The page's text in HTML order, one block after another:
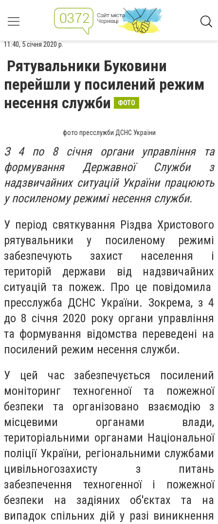
11:40, 5 січня 2020 р.
Рятувальники Буковини
перейшли у посилений режим
несення служби
ФОТО
фото пресслужби ДСНС України
З 4 по 8 січня органи управління та
формування Державної Служби з
надзвичайних ситуацій України працюють
у посиленому режимі несення служби.
У період святкування Різдва Христового
рятувальники у посиленому режимі
забезпечують захист населення і
територій держави від надзвичайних
ситуацій та пожеж. Про це повідомила
пресслужба ДСНС України. Зокрема, з 4
до 8 січня 2020 року органи управління
та формування відомства переведені на
посилений режим несення служби.
У цей час забезпечується посилений
моніторинг техногенної та пожежної
безпеки та організовано взаємодію з
місцевими органами влади,
територіальними органами Національної
поліції України, регіональними службами
цивільногозахисту з питань
забезпечення техногенної і пожежної
безпеки на задіяних об'єктах та на
випадок спільних дій у разі виникнення